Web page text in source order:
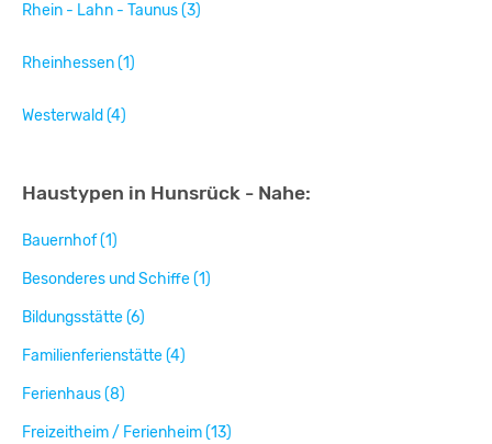
Rhein - Lahn - Taunus (3)
Rheinhessen (1)
Westerwald (4)
Haustypen in Hunsrück - Nahe:
Bauernhof (1)
Besonderes und Schiffe (1)
Bildungsstätte (6)
Familienferienstätte (4)
Ferienhaus (8)
Freizeitheim / Ferienheim (13)